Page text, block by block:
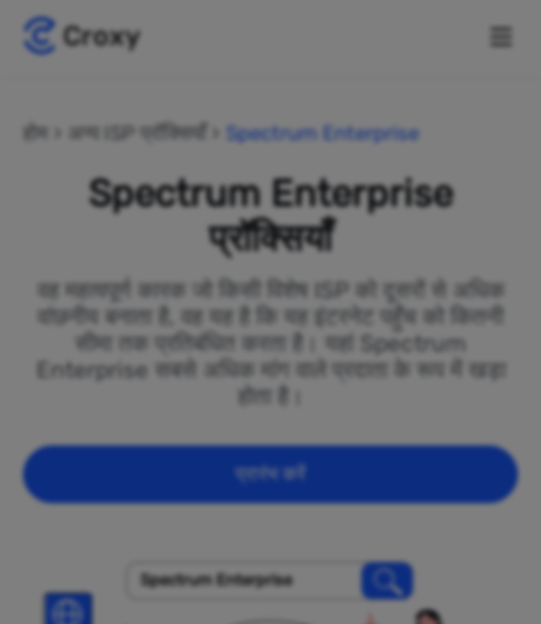
होम अन्य ISP प्रॉक्सियाँ Spectrum Enterprise
Spectrum Enterprise
प्रॉक्सियाँ
वह महत्वपूर्ण कारक जो किसी विशेष ISP को दूसरों से अधिक
वांछनीय बनाता है, वह यह है कि यह इंटरनेट पहुँच को कितनी
सीमा तक प्रतिबंधित करता है। यहां Spectrum
Enterprise सबसे अधिक मांग वाले प्रदाता के रूप में खड़ा
होता है।
प्रारंभ करें
Spectrum Enterprise